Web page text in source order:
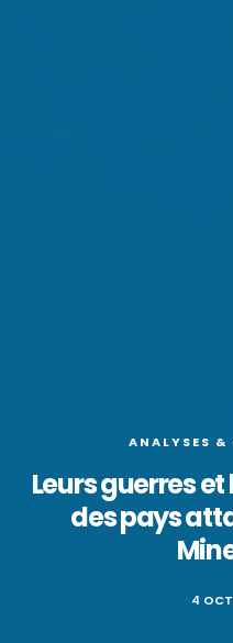
ANALYSES &
Leurs guerres
des pays
4